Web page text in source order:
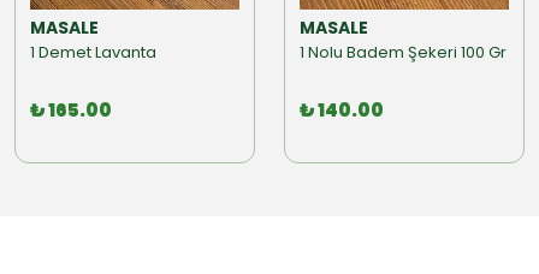
MASALE
1 Demet Lavanta
₺ 165.00
MASALE
1 Nolu Badem Şekeri 100 Gr
₺ 140.00